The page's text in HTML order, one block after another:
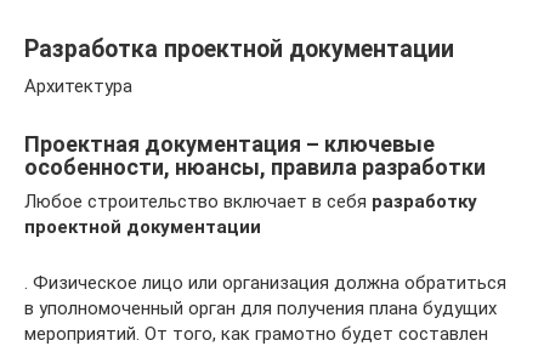
Разработка проектной документации
Архитектура
Проектная документация – ключевые
особенности, нюансы, правила разработки
Любое строительство включает в себя разработку
проектной документации
. Физическое лицо или организация должна обратиться
в уполномоченный орган для получения плана будущих
мероприятий. От того, как грамотно будет составлен